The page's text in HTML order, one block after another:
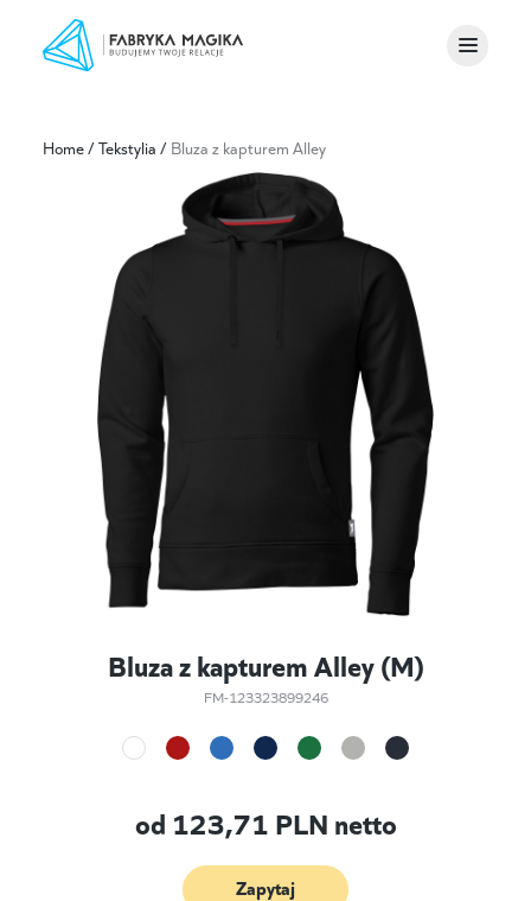
Home/Tekstylia / Bluza z kapturem Alley
Bluza z kapturem Alley (M)
FM-123323899246
od 123,71 PLN netto
Zapytaj